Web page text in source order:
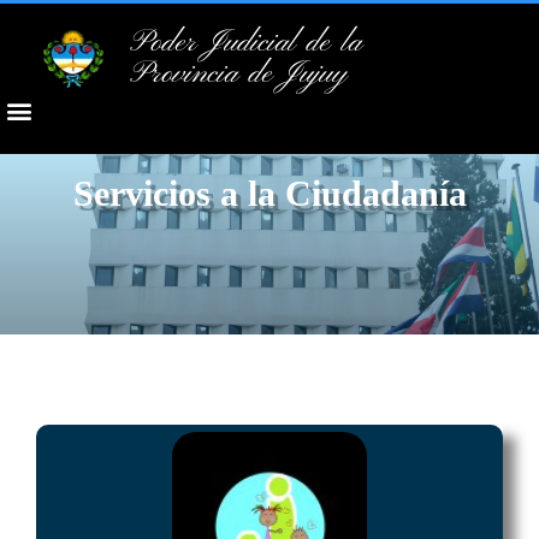
Poder Judicial de la
Provincia de Jujuy
Servicios a la Ciudadanía
REGISTRO ÚNICO DE POSTULANTES